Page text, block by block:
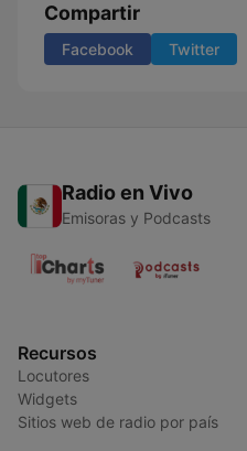
Compartir
Facebook Twitter
Radio en Vivo
Emisoras y Podcasts
Recursos
Locutores
Widgets
Sitios web de radio por país